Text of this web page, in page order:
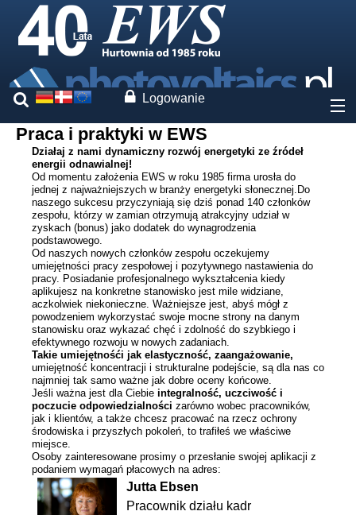
Logowanie
O nas
Ceny
Nasze marki
Usługi
Fotowoltaika
Kontakt
Dział
Dla partnerów handlowych
Dojazd
Praca / Studia
News
Praca i praktyki w EWS
Działaj z nami dynamiczny rozwój energetyki ze źródeł
energii odnawialnej!
Od momentu założenia EWS w roku 1985 firma urosła do
jednej z najważniejszych w branży energetyki słonecznej.Do
naszego sukcesu przyczyniają się dziś ponad 140 członków
zespołu, którzy w zamian otrzymują atrakcyjny udział w
zyskach (bonus) jako dodatek do wynagrodzenia
podstawowego.
Od naszych nowych członków zespołu oczekujemy
umiejętności pracy zespołowej i pozytywnego nastawienia do
pracy. Posiadanie profesjonalnego wykształcenia kiedy
aplikujesz na konkretne stanowisko jest mile widziane,
aczkolwiek niekonieczne. Ważniejsze jest, abyś mógł z
powodzeniem wykorzystać swoje mocne strony na danym
stanowisku oraz wykazać chęć i zdolność do szybkiego i
efektywnego rozwoju w nowych zadaniach.
Takie umiejętnośći jak elastyczność, zaangażowanie,
umiejętność koncentracji i strukturalne podejście, są dla nas co
najmniej tak samo ważne jak dobre oceny końcowe.
Jeśli ważna jest dla Ciebie integralność, uczciwość i
poczucie odpowiedzialności zarówno wobec pracowników,
jak i klientów, a także chcesz pracować na rzecz ochrony
środowiska i przyszłych pokoleń, to trafiłeś we właściwe
miejsce.
Osoby zainteresowane prosimy o przesłanie swojej aplikacji z
podaniem wymagań płacowych na adres:
Jutta Ebsen
Pracownik działu kadr